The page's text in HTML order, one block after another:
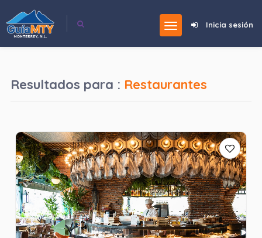
Inicia sesión
Resultados para : Restaurantes